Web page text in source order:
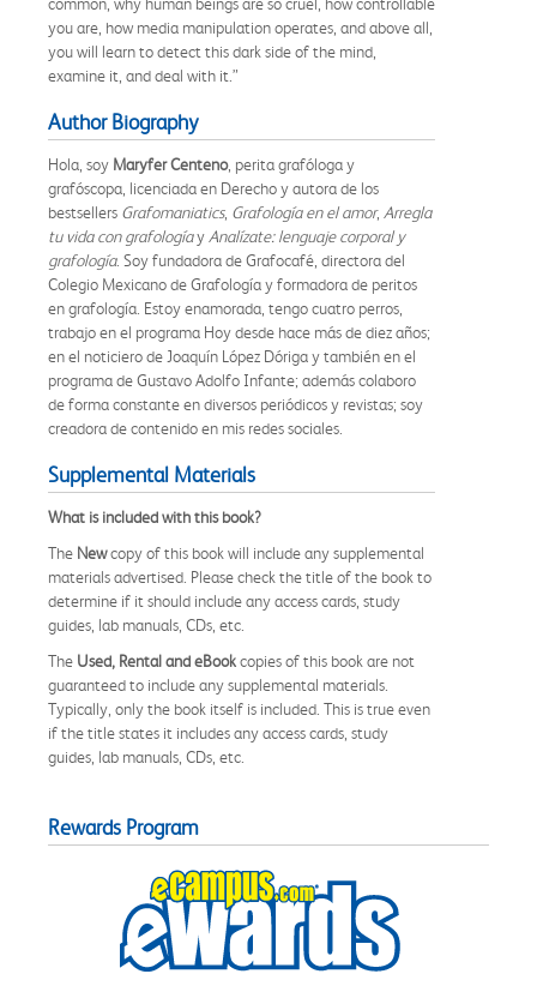
you are, how media manipulation operates, and above all,
you will learn to detect this dark side of the mind,
examine it, and deal with it.”
Author Biography
Hola, soy Maryfer Centeno, perita grafóloga y
grafóscopa, licenciada en Derecho y autora de los
bestsellers Grafomaniatics, Grafología en el amor, Arregla
tu vida con grafologíay Analízate: lenguaje corporal y
grafología. Soy fundadora de Grafocafé, directora del
Colegio Mexicano de Grafología y formadora de peritos
en grafología. Estoy enamorada, tengo cuatro perros,
trabajo en el programa Hoy desde hace más de diez años;
en el noticiero de Joaquín López Dóriga y también en el
programa de Gustavo Adolfo Infante; además colaboro
de forma constante en diversos periódicos y revistas; soy
creadora de contenido en mis redes sociales.
Supplemental Materials
What is included with this book?
The Newcopy of this book will include any supplemental
materials advertised. Please check the title of the book to
determine if it should include any access cards, study
guides, lab manuals, CDs, etc.
The Used, Rental and eBookcopies of this book are not
guaranteed to include any supplemental materials.
Typically, only the book itself is included. This is true even
if the title states it includes any access cards, study
guides, lab manuals, CDs, etc.
Rewards Program